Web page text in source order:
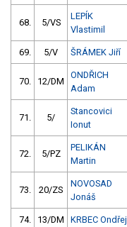
68. 5/VS
LEPÍK
Vlastimil
69. 5/V ŠRÁMEK Jiří
70. 12/DM
ONDŘICH
Adam
71. 5/
Stancovici
Ionut
72. 5/PZ
PELIKÁN
Martin
73. 20/ZS
NOVOSAD
Jonáš
74. 13/DM KRBEC Ondřej